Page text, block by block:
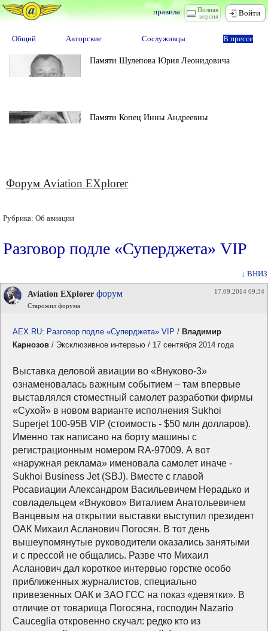
Полная
версия
правила Войти
Общий Авторские Сослуживцы В прессе
Памяти Шулепова Юрия Леонидовича
Памяти Копец Инны Андреевны
Форум Aviation EXplorer
Рубрика: Об авиации
Разговор подле «Суперджета» VIP
↓ ВНИЗ
Aviation EXplorer форум
Старожил форума
17.09.2014 09:34
AEX.RU: Разговор подле «Суперджета» VIP / Владимир
Карнозов / Эксклюзивное интервью / 17 сентября 2014 года
Выставка деловой авиации во «Внуково-3»
ознаменовалась важным событием – там впервые
выставлялся стоместный самолет разработки фирмы
«Сухой» в новом варианте исполнения Sukhoi
Superjet 100-95B VIP (стоимость - $50 млн долларов).
Именно так написано на борту машины с
регистрационным номером RA-97009. А вот
«наружная реклама» именовала самолет иначе -
Sukhoi Business Jet (SBJ). Вместе с главой
Росавиации Александром Васильевичем Нерадько и
совладельцем «Внуково» Виталием Анатольевичем
Ванцевым на открытии выставки выступил президент
ОАК Михаил Асланович Погосян. В тот день
вышеупомянутые руководители оказались занятыми
и с прессой не общались. Разве что Михаил
Асланович дал короткое интервью горстке особо
приближенных журналистов, специально
привезенных ОАК и ЗАО ГСС на показ «девятки». В
отличие от товарища Погосяна, господин Nazario
Cauceglia откровенно скучал: редко кто из